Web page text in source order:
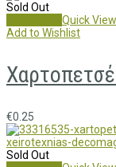
Sold Out
Quick View
Add to Wishlist
€0.25
Sold Out